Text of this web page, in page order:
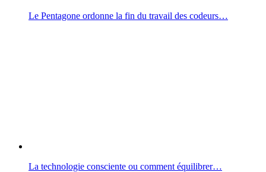
Le Pentagone ordonne la fin du travail des codeurs…
La technologie consciente ou comment équilibrer…